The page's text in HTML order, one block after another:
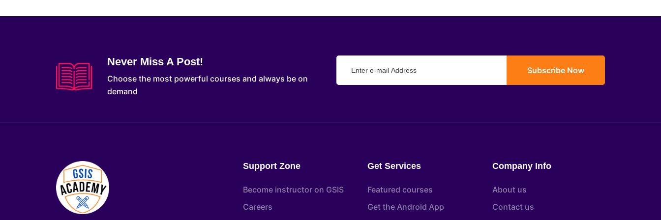
Never Miss A Post!
Choose the most powerful courses and always be on
demand
Subscribe Now
Support Zone
Become instructor on GSIS
Careers
Get Services
Featured courses
Get the Android App
Company Info
About us
Contact us